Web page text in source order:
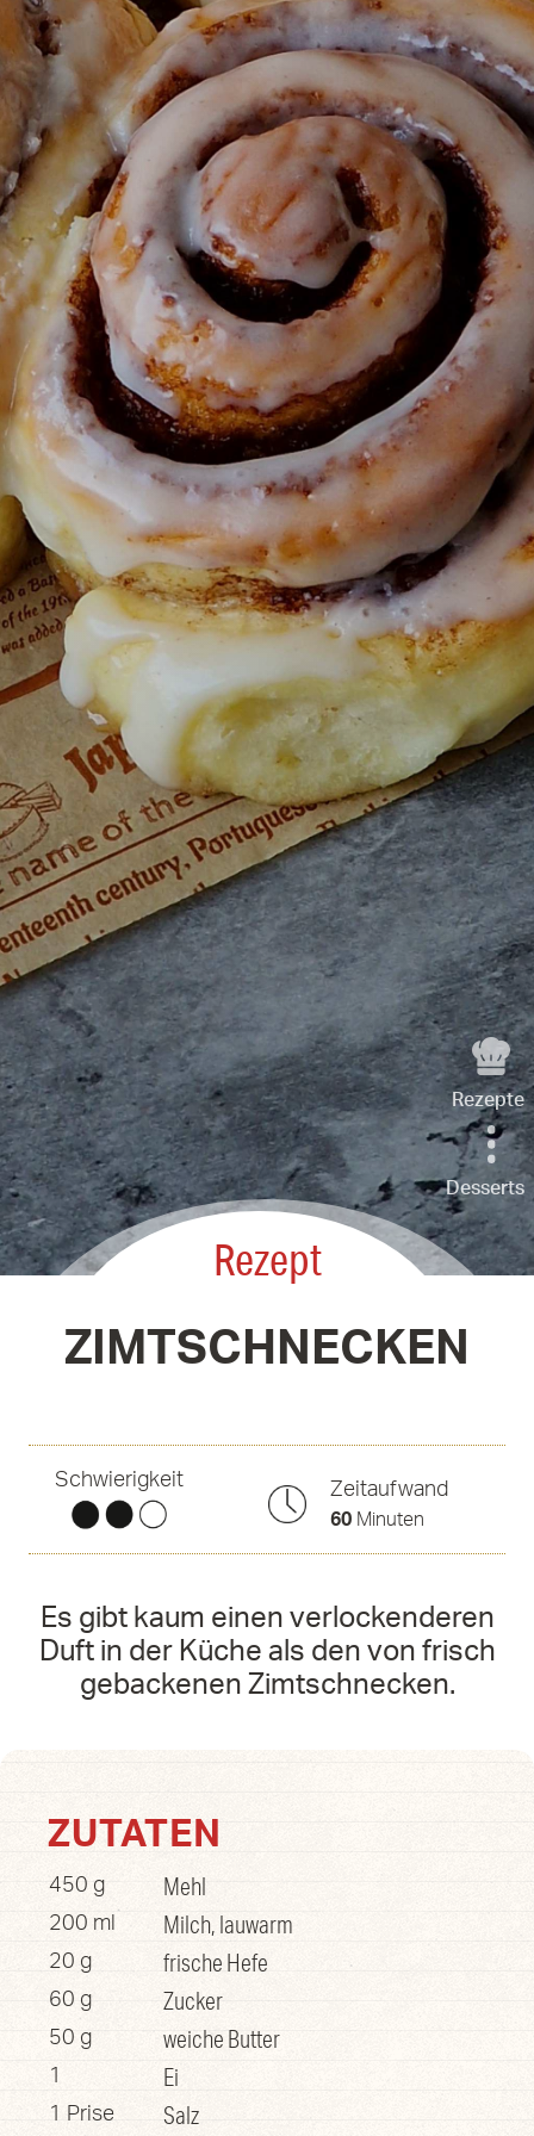
Rezepte
Desserts
Rezept
ZIMTSCHNECKEN
Schwierigkeit Zeitaufwand
60Minuten
Es gibt kaum einen verlockenderen
Duft in der Küche als den von frisch
gebackenen Zimtschnecken.
ZUTATEN
450 g Mehl
200 ml Milch, lauwarm
20 g frische Hefe
60 g Zucker
50 g weiche Butter
1 Ei
1 Prise Salz